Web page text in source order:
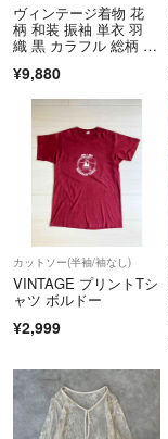
ヴィンテージ着物 花
柄 和装 振袖 単衣 羽
織 黒 カラフル 総柄 昭
¥9,880
カットソー(半袖/袖なし)
VINTAGE プリントTシ
ャツ ボルドー
¥2,999